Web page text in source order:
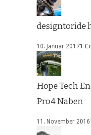
designtoride
10. Januar 20171
Hope Tech
Pro4 Naben
11. November 2016